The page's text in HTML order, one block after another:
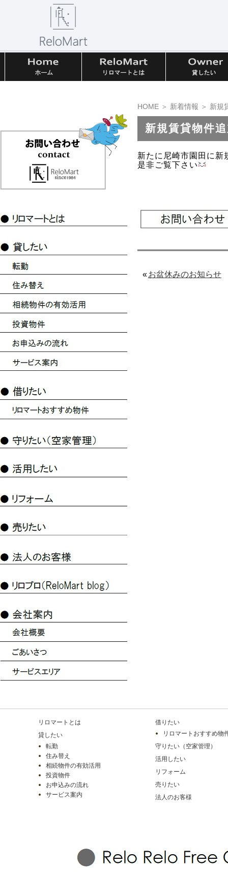
HOME ＞ 新着情報 ＞ 新規
新規賃貸物件
新たに尼崎市園田に新
是非ご覧下さい
«お盆休みのお知らせ
リロマートとは
貸したい
転勤
住み替え
相続物件の有効活用
投資物件
お申込みの流れ
サービス案内
借りたい
リロマートおすすめ物
守りたい（空家管理）
活用したい
リフォーム
売りたい
法人のお客様